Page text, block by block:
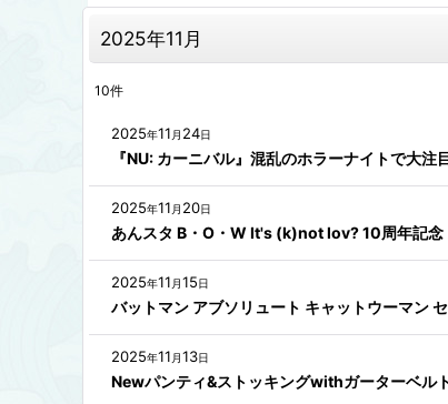
2025年11月
10件
2025年11 月 24日
『NU: カーニバル』混乱のホラーナイトで大
2025年11 月 20日
あんスタ B・O・W It's (k)not lov? 10周年記念
2025年11 月15日
バットマン アブソリュート キャットウーマン
2025年11 月13日
Newパンティ&ストッキングwithガーターベル